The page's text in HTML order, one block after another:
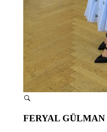
FERYAL GÜLMAN